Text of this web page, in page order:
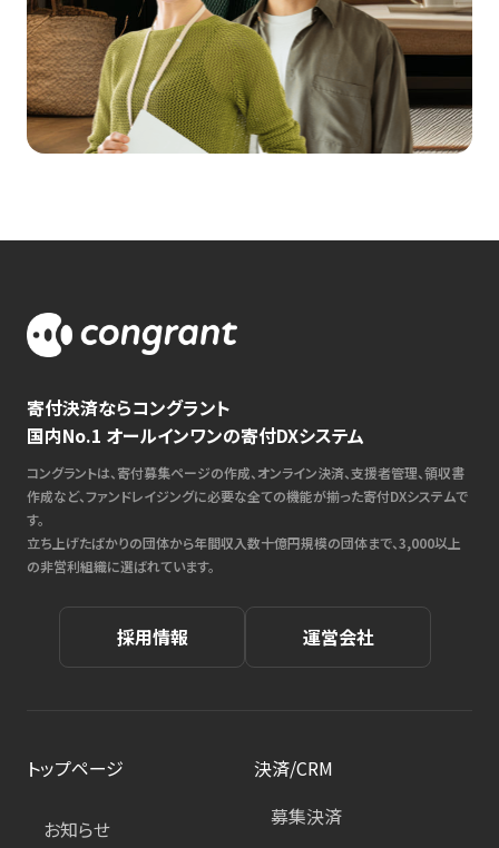
寄付決済ならコングラント
国内No.1 オールインワンの寄付DXシステム
コングラントは、寄付募集ページの作成、オンライン決済、支援者管理、領収書
作成など、ファンドレイジングに必要な全ての機能が揃った寄付DXシステムで
す。
立ち上げたばかりの団体から年間収入数十億円規模の団体まで、3,000以上
の非営利組織に選ばれています。
採用情報 運営会社
トップページ
お知らせ
決済/CRM
募集決済